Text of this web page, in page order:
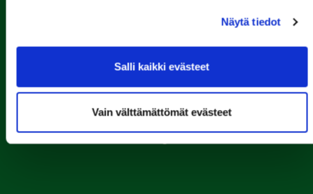
Näytä tiedot
Salli kaikki evästeet
Vain välttämättömät evästeet
Kalaforniantie 178, 28100 Pori
caddie-master@kalafornia.com
Lähetä WhatsApp-viesti